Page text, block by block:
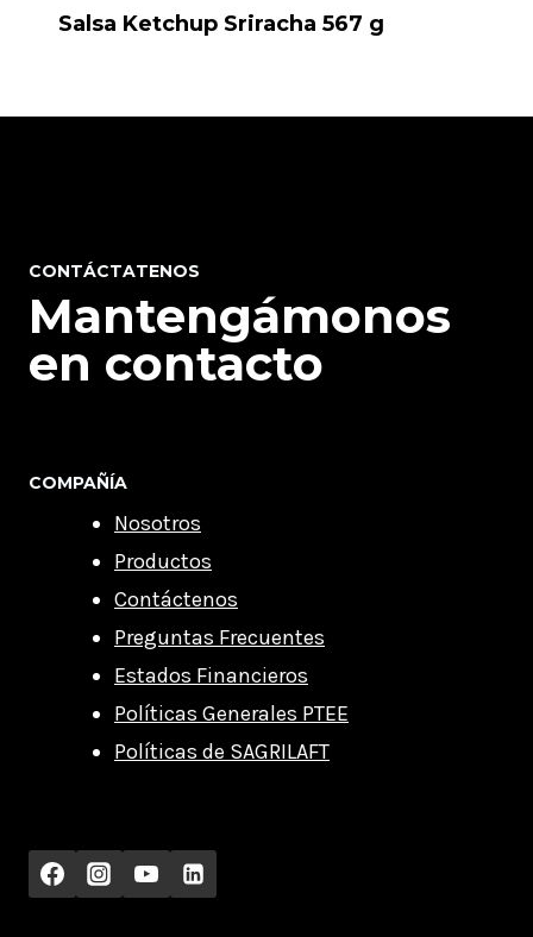
Salsa Ketchup Sriracha 567 g
CONTÁCTATENOS
Mantengámonos
en contacto
COMPAÑÍA
Nosotros
Productos
Contáctenos
Preguntas Frecuentes
Estados Financieros
Políticas Generales PTEE
Políticas de SAGRILAFT